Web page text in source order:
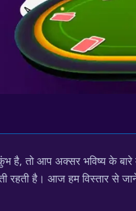
कुंभ है, तो आप अक्सर भविष्य के
रहती है। आज हम विस्तार से